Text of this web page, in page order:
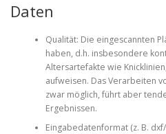
Daten
Qualität: Die eingescannten
haben, d.h. insbesondere
Altersartefakte wie
aufweisen. Das Verarbeiten
zwar möglich, führt aber
Ergebnissen.
Eingabedatenformat (z. B.